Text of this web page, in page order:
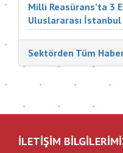
Milli Reasürans’ta 3
Uluslararası İstanbul
Türkiye ve dünyadan
katıldı. Sigorta
düzenlediği
Sektörden Tüm
İLETİŞİM